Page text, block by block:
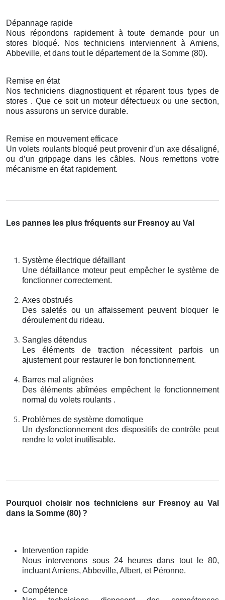
Dépannage rapide
Nous répondons rapidement à toute demande pour un
stores bloqué. Nos techniciens interviennent à Amiens,
Abbeville, et dans tout le département de la Somme (80).
Remise en état
Nos techniciens diagnostiquent et réparent tous types de
stores . Que ce soit un moteur défectueux ou une section,
nous assurons un service durable.
Remise en mouvement efficace
Un volets roulants bloqué peut provenir d’un axe désaligné,
ou d’un grippage dans les câbles. Nous remettons votre
mécanisme en état rapidement.
Les pannes les plus fréquents sur Fresnoy au Val
Système électrique défaillant
Une défaillance moteur peut empêcher le système de
fonctionner correctement.
Axes obstrués
Des saletés ou un affaissement peuvent bloquer le
déroulement du rideau.
Sangles détendus
Les éléments de traction nécessitent parfois un
ajustement pour restaurer le bon fonctionnement.
Barres mal alignées
Des éléments abîmées empêchent le fonctionnement
normal du volets roulants .
Problèmes de système domotique
Un dysfonctionnement des dispositifs de contrôle peut
rendre le volet inutilisable.
Pourquoi choisir nos techniciens sur Fresnoy au Val
dans la Somme (80) ?
Intervention rapide
Nous intervenons sous 24 heures dans tout le 80,
incluant Amiens, Abbeville, Albert, et Péronne.
Compétence